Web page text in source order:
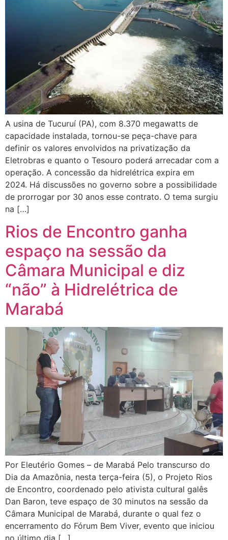
A usina de Tucuruí (PA), com 8.370 megawatts de
capacidade instalada, tornou-se peça-chave para
definir os valores envolvidos na privatização da
Eletrobras e quanto o Tesouro poderá arrecadar com a
operação. A concessão da hidrelétrica expira em
2024. Há discussões no governo sobre a possibilidade
de prorrogar por 30 anos esse contrato. O tema surgiu
na […]
Rios de Encontro ganha
espaço na sessão da
Câmara Municipal e diz
“não” à Hidrelétrica de
Marabá
Por Eleutério Gomes – de Marabá Pelo transcurso do
Dia da Amazônia, nesta terça-feira (5), o Projeto Rios
de Encontro, coordenado pelo ativista cultural galês
Dan Baron, teve espaço de 30 minutos na sessão da
Câmara Municipal de Marabá, durante o qual fez o
encerramento do Fórum Bem Viver, evento que iniciou
no último dia […]